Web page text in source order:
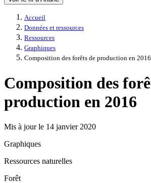
Accueil
Données et ressources
Ressources
Graphiques
Composition des forêts de production en 2016
Composition des
production en 2016
Mis à jour le 14 janvier 2020
Graphiques
Ressources naturelles
Forêt